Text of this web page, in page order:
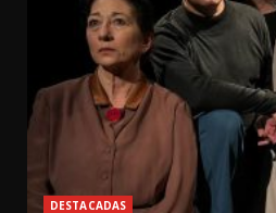
DESTACADAS